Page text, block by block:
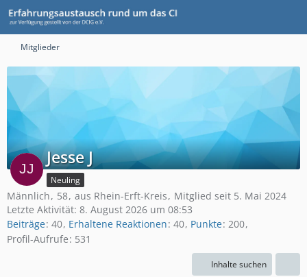
Mitglieder
Jesse J
Neuling
Männlich 58 aus Rhein-Erft-Kreis
Mitglied seit 5. Mai 2024
Letzte Aktivität: 8. August 2026 um 08:53
Beiträge 40 Erhaltene Reaktionen 40 Punkte 200
Profil-Aufrufe 531
Inhalte suchen